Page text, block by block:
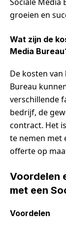
groeien en
Wat zijn de
Media
De kosten
Bureau
verschillende
bedrijf, de
contract. Het
te nemen met
offerte op
Voordelen
met een
Voordelen